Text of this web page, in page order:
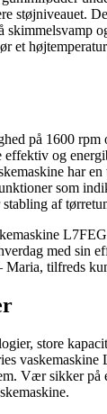
støjniveauet.
skimmelsvamp
et
på 1600
effektiv og
har
som
af
med sin
Maria, tilfreds
store
vaskemaskine
Vær sikker på